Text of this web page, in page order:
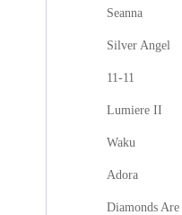
Seanna
Silver Angel
11-11
Lumiere II
Waku
Adora
Diamonds